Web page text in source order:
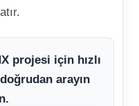
projesi için hızlı
arayın